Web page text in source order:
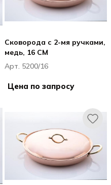
Сковорода с 2-мя ручками,
медь, 16 CM
Арт. 5200/16
Цена по запросу